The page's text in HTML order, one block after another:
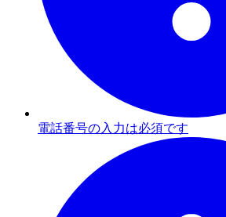
電話番号の入力は必須です